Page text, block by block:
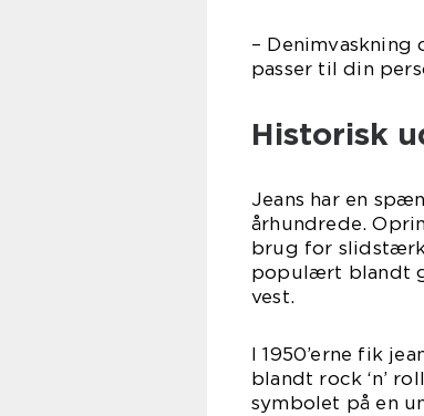
–
passer til din
Historisk
Jeans har en
århundrede.
brug for
populært blandt
vest.
I 1950’erne fik
blandt rock ‘n’
symbolet på en